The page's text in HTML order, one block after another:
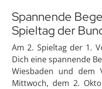
Spannende
Spieltag der
Am 2. Spieltag der 1.
Dich eine spannende
Wiesbaden und dem
Mittwoch, dem 2.